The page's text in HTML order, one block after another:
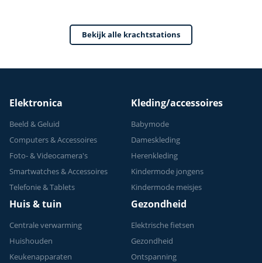
Verstelbaar -
Krachttraining - Tot
Bekijk alle krachtstations
Elektronica
Beeld & Geluid
Computers & Accessoires
Foto- & Videocamera's
Smartwatches & Accessoires
Telefonie & Tablets
Kleding/accessoires
Babymode
Dameskleding
Herenkleding
Kindermode jongens
Kindermode meisjes
Huis & tuin
Centrale verwarming
Huishouden
Keukenapparaten
Gezondheid
Elektrische fietsen
Gezondheid
Ontspanning